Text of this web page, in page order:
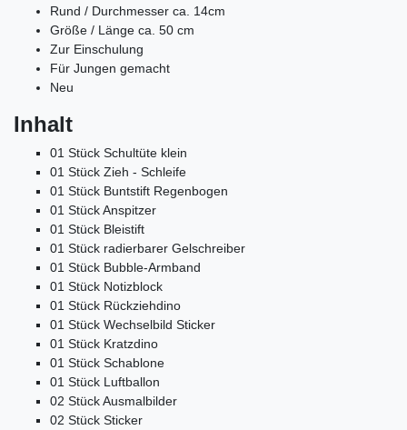
Rund / Durchmesser ca. 14cm
Größe / Länge ca. 50 cm
Zur Einschulung
Für Jungen gemacht
Neu
Inhalt
01 Stück Schultüte klein
01 Stück Zieh - Schleife
01 Stück Buntstift Regenbogen
01 Stück Anspitzer
01 Stück Bleistift
01 Stück radierbarer Gelschreiber
01 Stück Bubble-Armband
01 Stück Notizblock
01 Stück Rückziehdino
01 Stück Wechselbild Sticker
01 Stück Kratzdino
01 Stück Schablone
01 Stück Luftballon
02 Stück Ausmalbilder
02 Stück Sticker